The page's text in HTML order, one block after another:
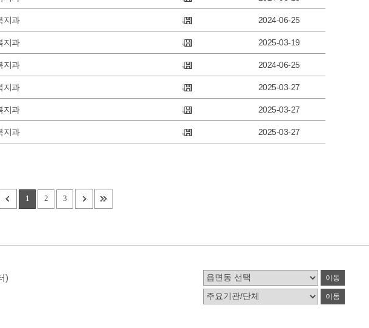
지과 2024-06-25
지과 2025-03-19
지과 2024-06-25
지과 2025-03-27
지과 2025-03-27
지과 2025-03-27
1 2 3
)